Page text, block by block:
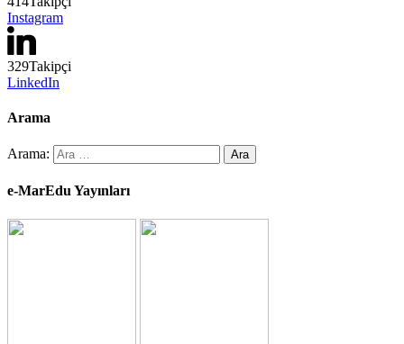
Instagram
329Takipçi
LinkedIn
Arama
Arama:
e-MarEdu Yayınları